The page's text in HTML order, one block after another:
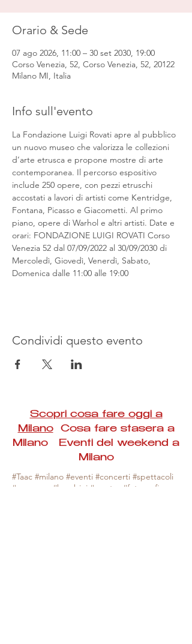
Orario & Sede
07 ago 2026, 11:00 – 30 set 2030, 19:00
Corso Venezia, 52, Corso Venezia, 52, 20122
Milano MI, Italia
Info sull'evento
La Fondazione Luigi Rovati apre al pubblico
un nuovo museo che valorizza le collezioni
d’arte etrusca e propone mostre di arte
contemporanea. Il percorso espositivo
include 250 opere, con pezzi etruschi
accostati a lavori di artisti come Kentridge,
Fontana, Picasso e Giacometti. Al primo
piano, opere di Warhol e altri artisti. Date e
orari: FONDAZIONE LUIGI ROVATI Corso
Venezia 52 dal 07/09/2022 al 30/09/2030 di
Mercoledì, Giovedì, Venerdì, Sabato,
Domenica dalle 11:00 alle 19:00
Condividi questo evento
Scopri cosa fare oggi a
MilanoCosa fare stasera a
Milano Eventi del weekend a
Milano
#Taac #milano #eventi #concerti #spettacoli
#rassegne #bambini #mostre #fotografia